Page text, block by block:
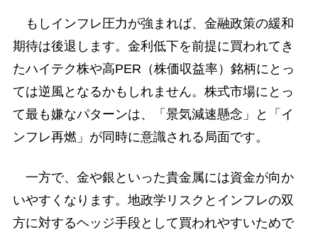
もしインフレ圧力が強まれば、金融政策の緩和
期待は後退します。金利低下を前提に買われてき
たハイテク株や高PER（株価収益率）銘柄にとっ
ては逆風となるかもしれません。株式市場にとっ
て最も嫌なパターンは、「景気減速懸念」と「イ
ンフレ再燃」が同時に意識される局面です。
一方で、金や銀といった貴金属には資金が向か
いやすくなります。地政学リスクとインフレの双
方に対するヘッジ手段として買われやすいためで